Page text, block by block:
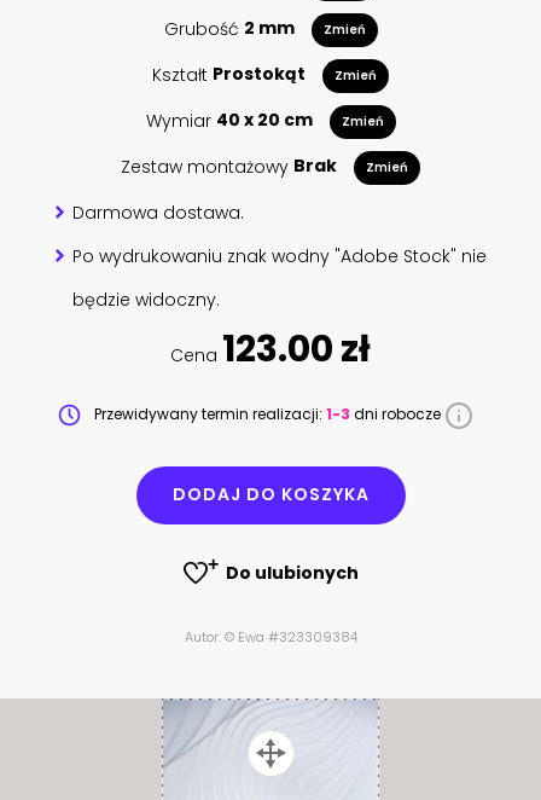
Grubość 2 mm Zmień
Kształt Prostokąt Zmień
Wymiar 40 x 20 cm Zmień
Zestaw montażowy Brak Zmień
Darmowa dostawa.
Po wydrukowaniu znak wodny "Adobe Stock" nie
będzie widoczny.
Cena 123.00 zł
Przewidywany termin realizacji: 1-3 dni robocze
DODAJ DO KOSZYKA
Do ulubionych
Autor: © Ewa #323309384